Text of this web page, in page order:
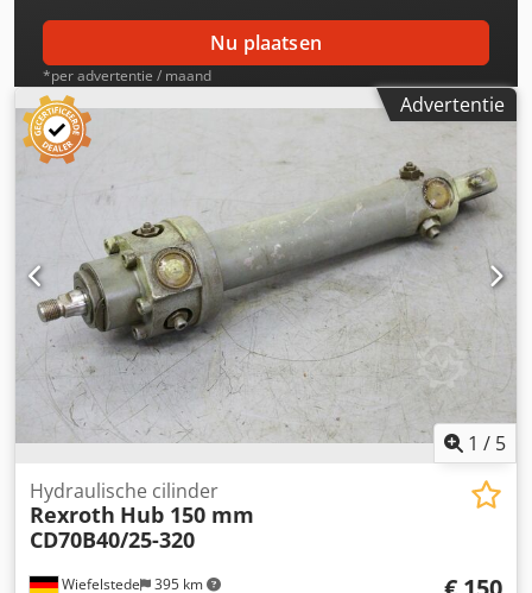
Nu plaatsen
*per advertentie / maand
Advertentie
1 / 5
Wiefelstede 395 km
Hydraulische cilinder
Rexroth Hub 150 mm
CD70B40/25-320